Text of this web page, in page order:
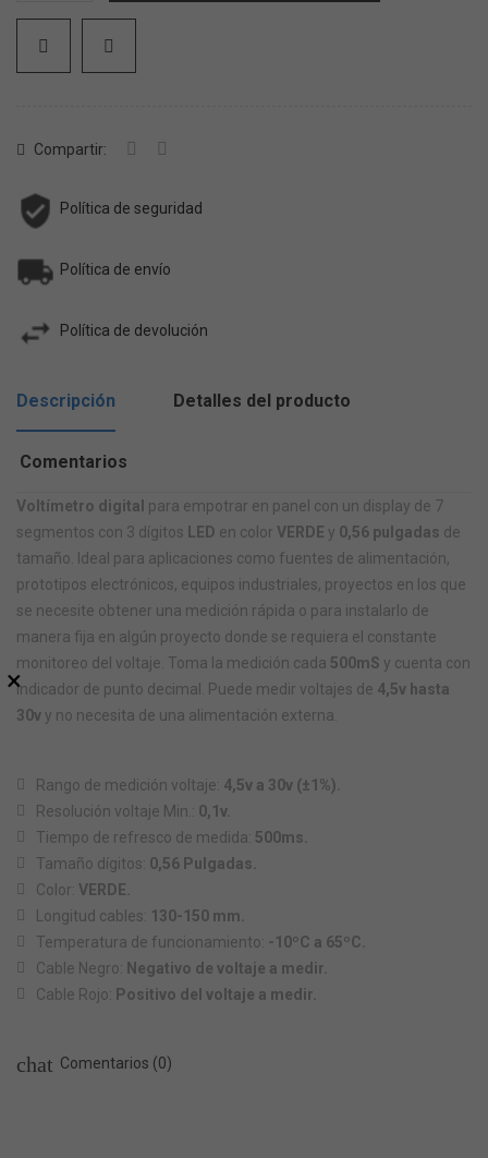
Compartir:
Política de seguridad
Política de envío
Política de devolución
Descripción Detalles del producto
Comentarios
Voltímetro digital para empotrar en panel con un display de 7
segmentos con 3 dígitos LED en color VERDE y 0,56 pulgadas de
tamaño. Ideal para aplicaciones como fuentes de alimentación,
prototipos electrónicos, equipos industriales, proyectos en los que
se necesite obtener una medición rápida o para instalarlo de
manera fija en algún proyecto donde se requiera el constante
monitoreo del voltaje. Toma la medición cada 500mS y cuenta con
indicador de punto decimal. Puede medir voltajes de 4,5v hasta
30v y no necesita de una alimentación externa.
Rango de medición voltaje: 4,5v a 30v (±1%).
Resolución voltaje Min.: 0,1v.
Tiempo de refresco de medida: 500ms.
Tamaño dígitos: 0,56 Pulgadas.
Color: VERDE.
Longitud cables: 130-150 mm.
Temperatura de funcionamiento: -10ºC a 65ºC.
Cable Negro: Negativo de voltaje a medir.
Cable Rojo: Positivo del voltaje a medir.
chat Comentarios (0)
×